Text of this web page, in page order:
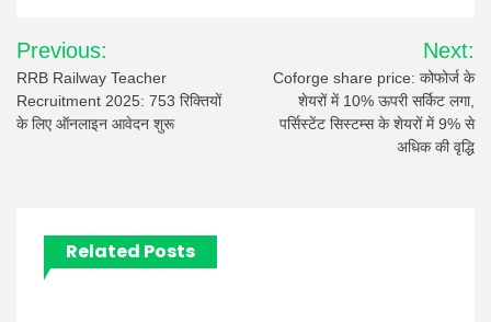
Post
navigation
Previous:
RRB Railway Teacher
Recruitment 2025: 753 रिक्तियों
के लिए ऑनलाइन आवेदन शुरू
Next:
Coforge share price: कोफोर्ज के
शेयरों में 10% ऊपरी सर्किट लगा,
पर्सिस्टेंट सिस्टम्स के शेयरों में 9% से
अधिक की वृद्धि
Related Posts